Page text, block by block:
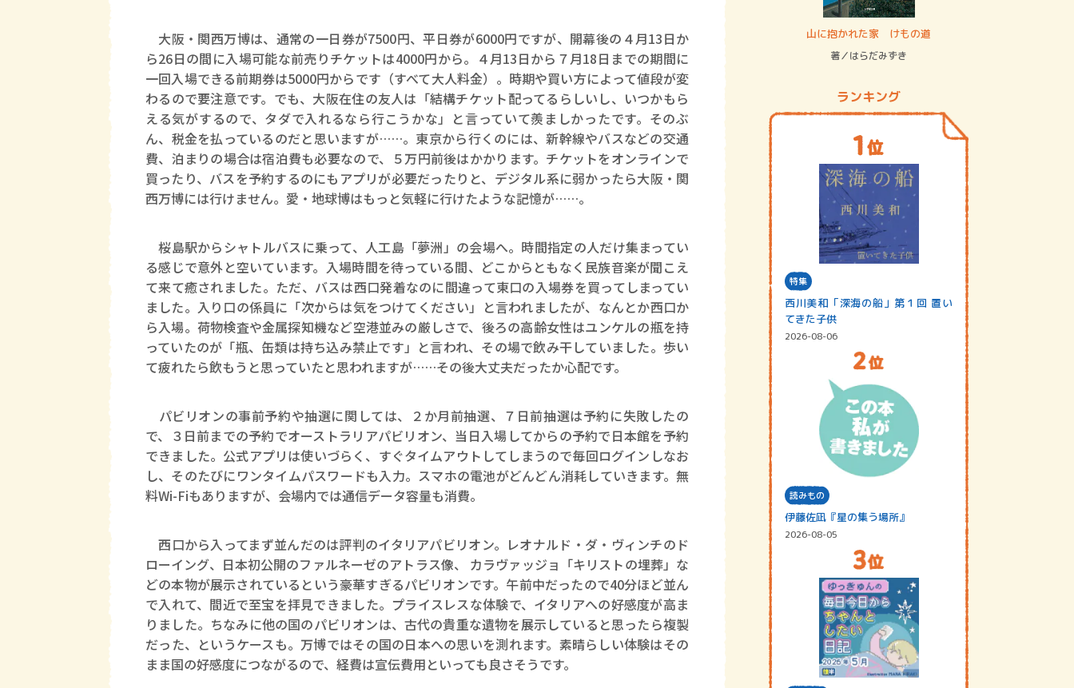
大阪・関西万博は、通常の一日券が7500円、平日券が6000円ですが、開幕後の４月13日か
ら26日の間に入場可能な前売りチケットは4000円から。４月13日から７月18日までの期間に
一回入場できる前期券は5000円からです（すべて大人料金）。時期や買い方によって値段が変
わるので要注意です。でも、大阪在住の友人は「結構チケット配ってるらしいし、いつかもら
える気がするので、タダで入れるなら行こうかな」と言っていて羨ましかったです。そのぶ
ん、税金を払っているのだと思いますが……。東京から行くのには、新幹線やバスなどの交通
費、泊まりの場合は宿泊費も必要なので、５万円前後はかかります。チケットをオンラインで
買ったり、バスを予約するのにもアプリが必要だったりと、デジタル系に弱かったら大阪・関
西万博には行けません。愛・地球博はもっと気軽に行けたような記憶が……。
桜島駅からシャトルバスに乗って、人工島「夢洲」の会場へ。時間指定の人だけ集まってい
る感じで意外と空いています。入場時間を待っている間、どこからともなく民族音楽が聞こえ
て来て癒されました。ただ、バスは西口発着なのに間違って東口の入場券を買ってしまってい
ました。入り口の係員に「次からは気をつけてください」と言われましたが、なんとか西口か
ら入場。荷物検査や金属探知機など空港並みの厳しさで、後ろの高齢女性はユンケルの瓶を持
っていたのが「瓶、缶類は持ち込み禁止です」と言われ、その場で飲み干していました。歩い
て疲れたら飲もうと思っていたと思われますが……その後大丈夫だったか心配です。
パビリオンの事前予約や抽選に関しては、２か月前抽選、７日前抽選は予約に失敗したの
で、３日前までの予約でオーストラリアパビリオン、当日入場してからの予約で日本館を予約
できました。公式アプリは使いづらく、すぐタイムアウトしてしまうので毎回ログインしなお
し、そのたびにワンタイムパスワードも入力。スマホの電池がどんどん消耗していきます。無
料Wi-Fiもありますが、会場内では通信データ容量も消費。
西口から入ってまず並んだのは評判のイタリアパビリオン。レオナルド・ダ・ヴィンチのド
ローイング、日本初公開のファルネーゼのアトラス像、 カラヴァッジョ「キリストの埋葬」な
どの本物が展示されているという豪華すぎるパビリオンです。午前中だったので40分ほど並ん
で入れて、間近で至宝を拝見できました。プライスレスな体験で、イタリアへの好感度が高ま
りました。ちなみに他の国のパビリオンは、古代の貴重な遺物を展示していると思ったら複製
だった、というケースも。万博ではその国の日本への思いを測れます。素晴らしい体験はその
まま国の好感度につながるので、経費は宣伝費用といっても良さそうです。
ロボット・イン・ザ・システム
著／デボラ・イン…
山に抱かれた家 けもの道
著／はらだみずき
ランキング
特集
西川美和「深海の船」第１回 置い
てきた子供
2026-08-06
読みもの
伊藤佐凪『星の集う場所』
2026-08-05